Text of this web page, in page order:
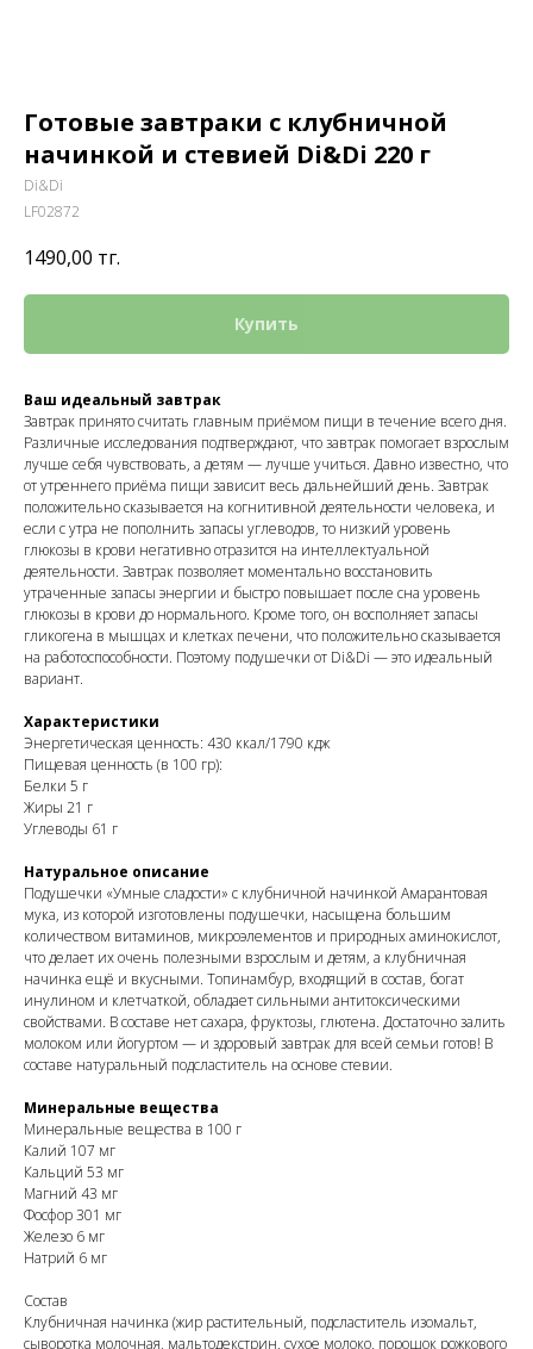
Готовые завтраки с клубничной
начинкой и стевией Di&Di 220 г
Di&Di
LF02872
1490,00 тг.
Купить
Ваш идеальный завтрак
Завтрак принято считать главным приёмом пищи в течение всего дня.
Различные исследования подтверждают, что завтрак помогает взрослым
лучше себя чувствовать, а детям — лучше учиться. Давно известно, что
от утреннего приёма пищи зависит весь дальнейший день. Завтрак
положительно сказывается на когнитивной деятельности человека, и
если с утра не пополнить запасы углеводов, то низкий уровень
глюкозы в крови негативно отразится на интеллектуальной
деятельности. Завтрак позволяет моментально восстановить
утраченные запасы энергии и быстро повышает после сна уровень
глюкозы в крови до нормального. Кроме того, он восполняет запасы
гликогена в мышцах и клетках печени, что положительно сказывается
на работоспособности. Поэтому подушечки от Di&Di — это идеальный
вариант.
Характеристики
Энергетическая ценность: 430 ккал/1790 кдж
Пищевая ценность (в 100 гр):
Белки 5 г
Жиры 21 г
Углеводы 61 г
Натуральное описание
Подушечки «Умные сладости» с клубничной начинкой Амарантовая
мука, из которой изготовлены подушечки, насыщена большим
количеством витаминов, микроэлементов и природных аминокислот,
что делает их очень полезными взрослым и детям, а клубничная
начинка ещё и вкусными. Топинамбур, входящий в состав, богат
инулином и клетчаткой, обладает сильными антитоксическими
свойствами. В составе нет сахара, фруктозы, глютена. Достаточно залить
молоком или йогуртом — и здоровый завтрак для всей семьи готов! В
составе натуральный подсластитель на основе стевии.
Минеральные вещества
Минеральные вещества в 100 г
Калий 107 мг
Кальций 53 мг
Магний 43 мг
Фосфор 301 мг
Железо 6 мг
Натрий 6 мг
Состав
Клубничная начинка (жир растительный, подсластитель изомальт,
сыворотка молочная, мальтодекстрин, сухое молоко, порошок рожкового